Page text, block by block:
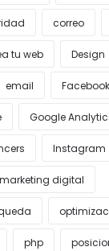
correo
tu web Design
email Facebook
Google
Instagram
marketing digital
php